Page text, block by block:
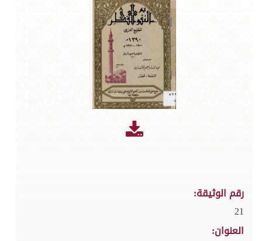
رقم الوثيقة:
21
العنوان: